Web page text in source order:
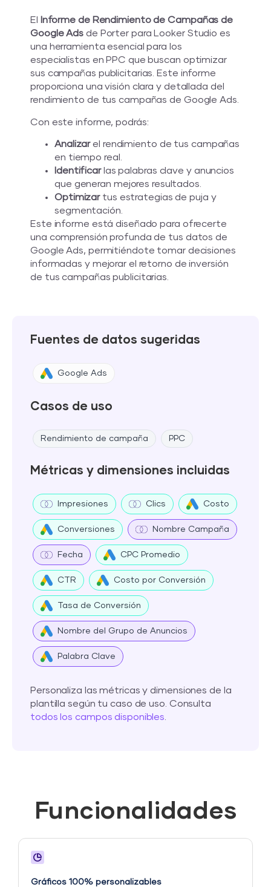
El
Informe de Rendimiento de Campañas de
Google Ads de Porter para Looker Studio es
una herramienta esencial para los
especialistas en PPC que buscan optimizar
sus campañas publicitarias. Este informe
proporciona una visión clara y detallada del
rendimiento de tus campañas de Google Ads.
Con este informe, podrás:
Analizarel rendimiento de tus campañas
en tiempo real.
Identificarlas palabras clave y anuncios
que generan mejores resultados.
Optimizartus estrategias de puja y
segmentación.
Este informe está diseñado para ofrecerte
una comprensión profunda de tus datos de
Google Ads, permitiéndote tomar decisiones
informadas y mejorar el retorno de inversión
de tus campañas publicitarias.
Fuentes de datos sugeridas
Google Ads
Casos de uso
Rendimiento de campaña PPC
Métricas y dimensiones incluidas
Impresiones Clics Costo
Conversiones Nombre Campaña
Fecha CPC Promedio
CTR Costo por Conversión
Tasa de Conversión
Nombre del Grupo de Anuncios
Palabra Clave
Personaliza las métricas y dimensiones de la
plantilla según tu caso de uso. Consulta
todos los campos disponibles.
Funcionalidades
Gráficos 100% personalizables